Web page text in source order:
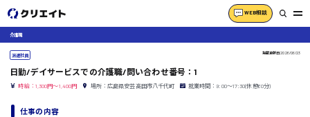
WEB相談
介護職
派遣社員 掲載更新日2026/06/23
日勤/デイサービスでの介護職/問い合わせ番号：1
時給：1,300円～1,400円 場所：広島県安芸高田市八千代町 就業時間：9:00〜17:30(休憩60分)
仕事の内容